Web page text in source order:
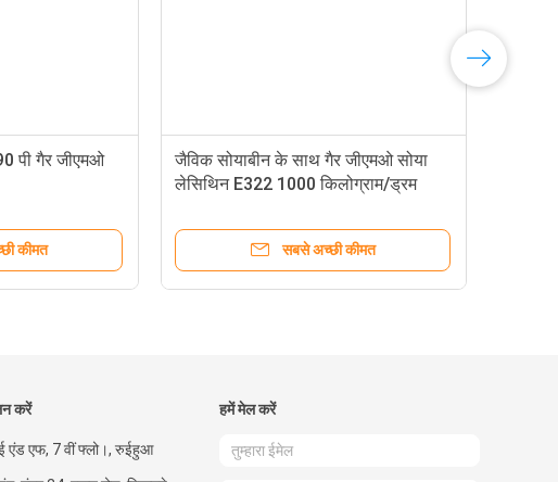
पी गैर जीएमओ
कीमत
जैविक सोयाबीन के साथ गैर जीएमओ सोया
लेसिथिन E322 1000 किलोग्राम/ड्रम
सबसे अच्छी कीमत
करें
एंड एफ, 7 वीं फ्लो।, रुईहुआ
हमें मेल करें